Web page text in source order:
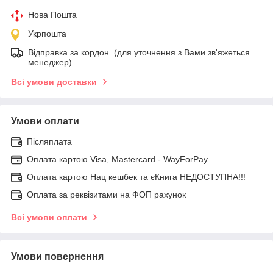
Нова Пошта
Укрпошта
Відправка за кордон. (для уточнення з Вами зв'яжеться
менеджер)
Всі умови доставки
Умови оплати
Післяплата
Оплата картою Visa, Mastercard - WayForPay
Оплата картою Нац кешбек та єКнига НЕДОСТУПНА!!!
Оплата за реквізитами на ФОП рахунок
Всі умови оплати
Умови повернення